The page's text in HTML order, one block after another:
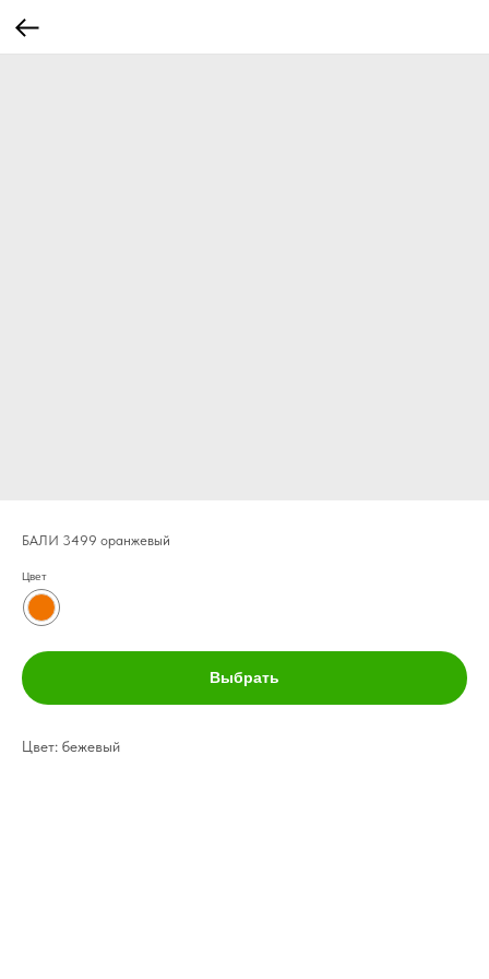
БАЛИ 3499 оранжевый
Цвет
Выбрать
Цвет: бежевый